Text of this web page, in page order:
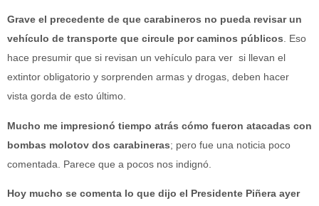
Grave el precedente de que carabineros no pueda revisar un
vehículo de transporte que circule por caminos públicos. Eso
hace presumir que si revisan un vehículo para ver si llevan el
extintor obligatorio y sorprenden armas y drogas, deben hacer
vista gorda de esto último.
Mucho me impresionó tiempo atrás cómo fueron atacadas con
bombas molotov dos carabineras; pero fue una noticia poco
comentada. Parece que a pocos nos indignó.
Hoy mucho se comenta lo que dijo el Presidente Piñera ayer